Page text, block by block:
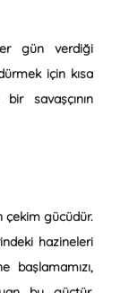
gün verdiği
için kısa
savaşçının
çekim gücüdür.
hazineleri